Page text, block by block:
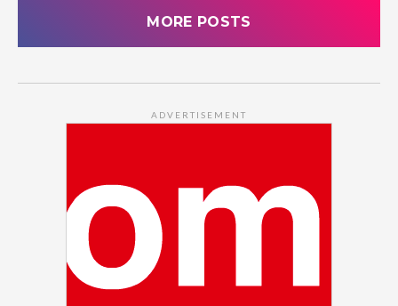
MORE POSTS
ADVERTISEMENT